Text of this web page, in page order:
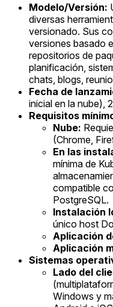
Modelo/Versión:
diversas
versionado. Sus
versiones basado
repositorios de
planificación,
chats, blogs,
Fecha de
inicial en la nube),
Requisitos
Nube:
(Chrome,
En las
mínima de
compatible
PostgreSQL.
Instalación
único host
Aplicación
Aplicación
Sistemas
Lado del
Windows y